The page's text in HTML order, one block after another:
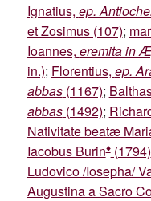
Ignatius, ep.
et Zosimus (107);
Ioannes, eremita in
in.); Florentius, ep.
abbas(1167);
abbas(1492);
Nativitate beatæ
Iacobus Burin♦(1794)
Ludovico /Iosepha/
Augustina a Sacro